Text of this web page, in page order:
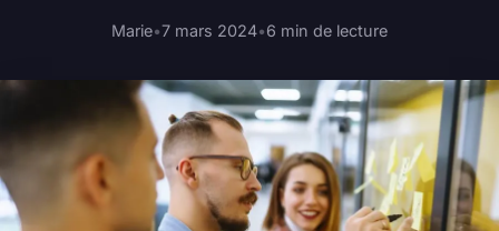
Marie•7 mars 2024•6 min de lecture